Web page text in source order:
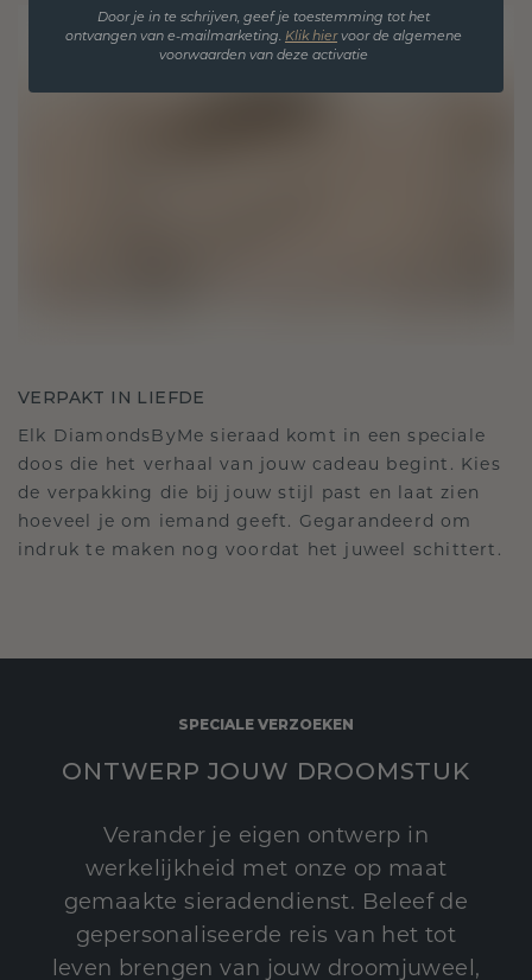
VERPAKT IN LIEFDE
Elk DiamondsByMe sieraad komt in een speciale
doos die het verhaal van jouw cadeau begint. Kies
de verpakking die bij jouw stijl past en laat zien
hoeveel je om iemand geeft. Gegarandeerd om
indruk te maken nog voordat het juweel schittert.
SPECIALE VERZOEKEN
ONTWERP JOUW DROOMSTUK
Verander je eigen ontwerp in
werkelijkheid met onze op maat
gemaakte sieradendienst. Beleef de
gepersonaliseerde reis van het tot
leven brengen van jouw droomjuweel,
Door je in te schrijven, geef je toestemming tot het
ontvangen van e-mailmarketing. Klik hiervoor de algemene
voorwaarden van deze activatie